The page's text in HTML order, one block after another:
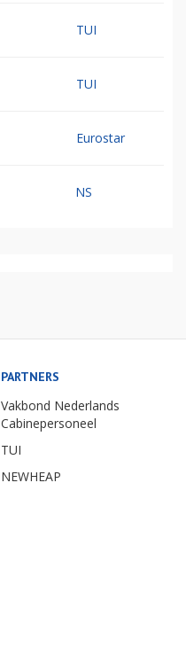
TUI
TUI
Eurostar
NS
PARTNERS
Vakbond Nederlands
Cabinepersoneel
TUI
NEWHEAP